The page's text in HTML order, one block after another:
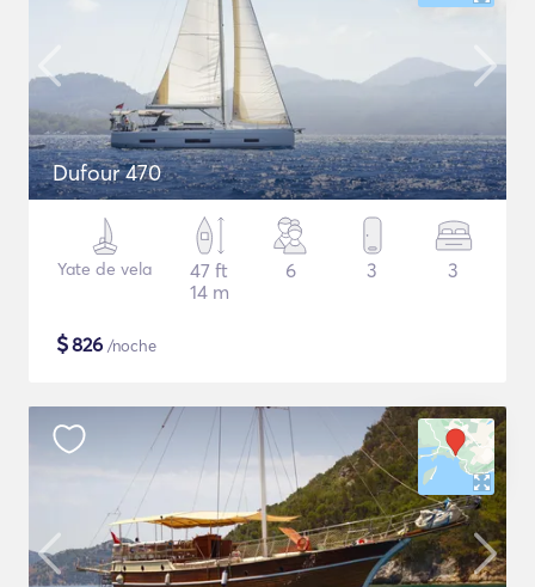
Dufour 470
Yate de vela
47 ft
14 m
6 3 3
$826 /noche